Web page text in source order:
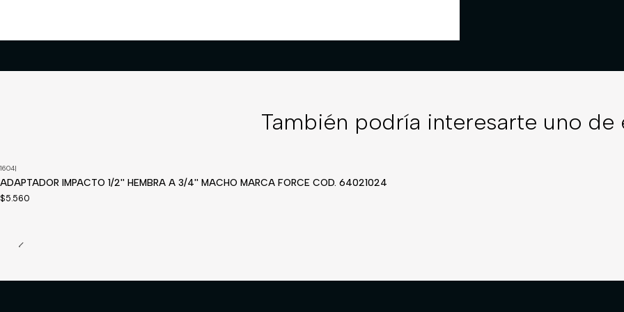
También podría interesarte uno de
1604|
ADAPTADOR IMPACTO 1/2'' HEMBRA A 3/4'' MACHO MARCA FORCE COD. 64021024
$5.560